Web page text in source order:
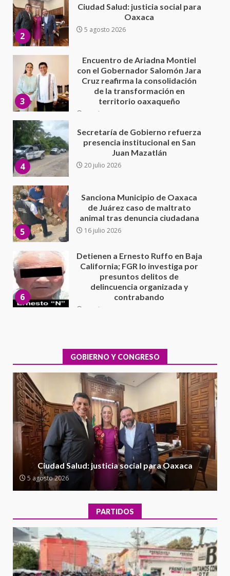
3
con el Gobernador Salomón Jara
Cruz reafirma la consolidación
de la transformación en
4
Secretaría de Gobierno refuerza
presencia institucional en San
Juan Mazatlán
20 julio 2026
5
Sanciona Municipio de Oaxaca
de Juárez caso de maltrato
animal tras denuncia ciudadana
16 julio 2026
6
California; FGR lo investiga por
presuntos delitos de
delincuencia organizada y
contrabando
7
Sin paso carretera Oaxaca-
Cuacnopalan
26 junio 2026
1
integral de las instalaciones de la
Escuela Secundaria General
Moisés Sáenz Garza
5 agosto 2026
2
Ciudad Salud: justicia social para
Oaxaca
5 agosto 2026
3
Encuentro de Ariadna Montiel
con el Gobernador Salomón Jara
Cruz reafirma la consolidación
de la transformación en
territorio oaxaqueño
30 julio 2026
4
presencia institucional en San
Juan Mazatlán
20 julio 2026
GOBIERNO Y CONGRESO
Ciudad Salud: justicia social para Oaxaca
5 agosto 2026
PARTIDOS